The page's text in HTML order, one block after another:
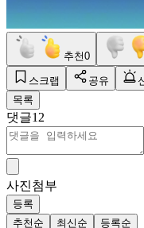
추천0
스크랩 공유
목록
댓글12
사진첨부
등록
추천순
최신순 등록순